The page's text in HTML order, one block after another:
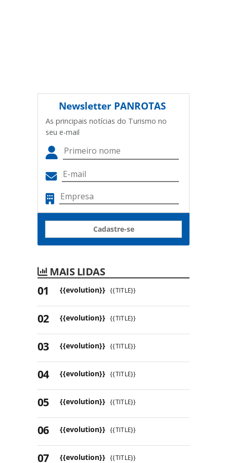
Newsletter PANROTAS
As principais notícias do Turismo no
seu e-mail
Cadastre-se
MAIS LIDAS
{{evolution}} {{TITLE}}
{{evolution}} {{TITLE}}
{{evolution}} {{TITLE}}
{{evolution}} {{TITLE}}
{{evolution}} {{TITLE}}
{{evolution}} {{TITLE}}
{{evolution}} {{TITLE}}